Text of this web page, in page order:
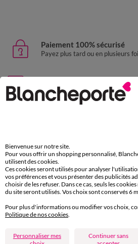
Paiement 100% sécurisé
Payez plus tard ou en plusieurs
domicile, relais, consignes
Service clients
par chat et par téléphone
de 8h00 à 20h00 du lundi au
11€
en vous inscrivant à la
dès 20€ d’achat
conditions dans votre email
Bienvenue sur notre site.
Pour vous offrir un shopping personnalisé,
utilisent des cookies.
Ces cookies seront utilisés pour analyser
vos préférences et vous présenter des publicités
choisir de les refuser. Dans ce cas, seuls les
du site seront utilisés. Vos choix sont conservés 6
Pour plus d'informations ou modifier vos choix,
Politique de nos cookies
Personnaliser mes
Continuer sans